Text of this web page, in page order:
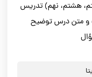
هشتم، نهم) تدریس
و متن درس توضیح